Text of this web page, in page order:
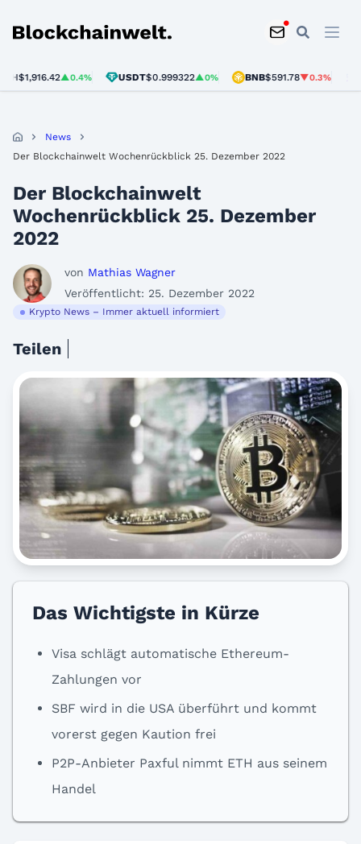
Blockchainwelt
▲0.4% USDT$0.999322▲0% BNB$591.78▼0.3%
News
Der Blockchainwelt Wochenrückblick 25. Dezember 2022
Der Blockchainwelt
Wochenrückblick 25. Dezember
2022
von Mathias Wagner
Veröffentlicht: 25. Dezember 2022
Krypto News – Immer aktuell informiert
Teilen
Das Wichtigste in Kürze
Visa schlägt automatische Ethereum-
Zahlungen vor
SBF wird in die USA überführt und kommt
vorerst gegen Kaution frei
P2P-Anbieter Paxful nimmt ETH aus seinem
Handel